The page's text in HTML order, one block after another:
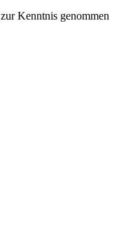
zur Kenntnis genommen